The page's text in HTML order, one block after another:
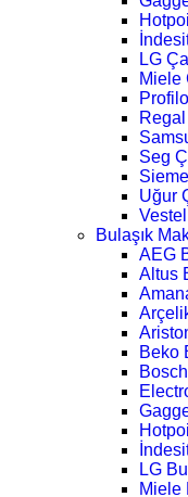
LG
Miele
Seg
Uğur
Bulaşık
AEG
Altus
Beko
LG
Miele